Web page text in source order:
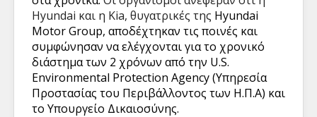
Hyundai και η Kia, θυγατρικές της Hyundai
Motor Group, αποδέχτηκαν τις ποινές και
συμφώνησαν να ελέγχονται για το χρονικό
διάστημα των 2 χρόνων από την U.S.
Environmental Protection Agency (Υπηρεσία
Προστασίας του Περιβάλλοντος των Η.Π.Α) και
το Υπουργείο Δικαιοσύνης.